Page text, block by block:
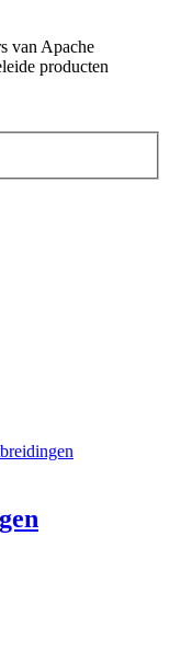
van Apache
producten